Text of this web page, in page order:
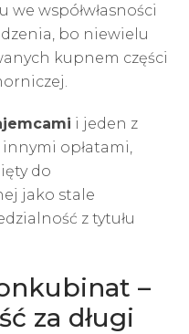
we współwłasności
bo niewielu
kupnem części
i jeden z
opłatami,
do
jako stale
z tytułu
–
za długi